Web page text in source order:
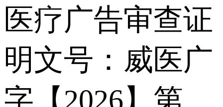
医疗广告审查证
明文号：威医广
字【2026】第